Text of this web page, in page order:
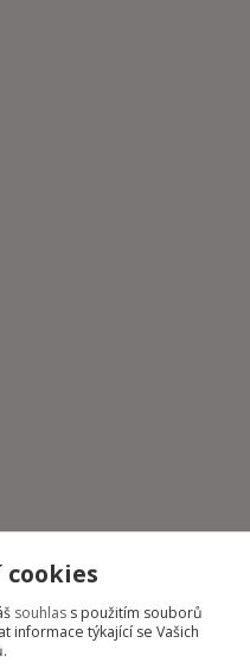
cookies
souhlas s použitím souborů
informace týkající se Vašich